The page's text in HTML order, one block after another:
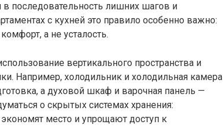
в последовательность лишних шагов и
с кухней это правило особенно важно:
а не усталость.
вертикального пространства и
Например, холодильник и холодильная камера
а духовой шкаф и варочная панель —
о скрытых системах хранения:
место и упрощают доступ к